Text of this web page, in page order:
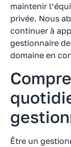
maintenir
privée. Nous
continuer à
gestionnaire
domaine en
Être un